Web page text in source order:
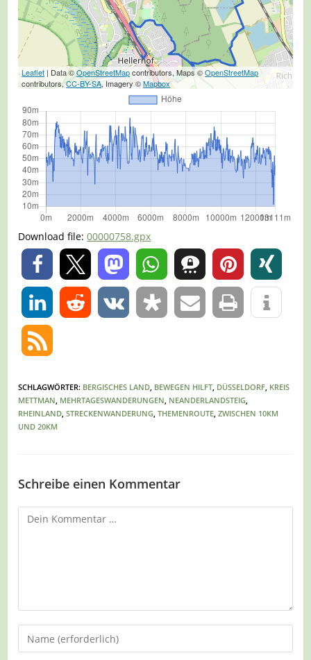
Leaflet| Data ©OpenStreetMapcontributors, Maps ©OpenStreetMap
contributors,CC-BY-SA, Imagery ©Mapbox
Download file:00000758.gpx
0
0
SCHLAGWÖRTER: BERGISCHES LAND, BEWEGEN HILFT, DÜSSELDORF, KREIS
METTMAN, MEHRTAGESWANDERUNGEN, NEANDERLANDSTEIG,
RHEINLAND, STRECKENWANDERUNG, THEMENROUTE, ZWISCHEN 10KM
UND 20KM
Schreibe einen Kommentar
Kommentar
Gib
deinen